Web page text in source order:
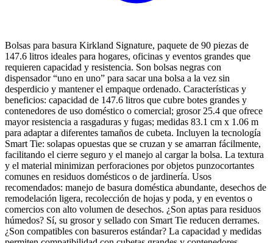
Bolsas para basura Kirkland Signature, paquete de 90 piezas de
147.6 litros ideales para hogares, oficinas y eventos grandes que
requieren capacidad y resistencia. Son bolsas negras con
dispensador “uno en uno” para sacar una bolsa a la vez sin
desperdicio y mantener el empaque ordenado. Características y
beneficios: capacidad de 147.6 litros que cubre botes grandes y
contenedores de uso doméstico o comercial; grosor 25.4 que ofrece
mayor resistencia a rasgaduras y fugas; medidas 83.1 cm x 1.06 m
para adaptar a diferentes tamaños de cubeta. Incluyen la tecnología
Smart Tie: solapas opuestas que se cruzan y se amarran fácilmente,
facilitando el cierre seguro y el manejo al cargar la bolsa. La textura
y el material minimizan perforaciones por objetos punzocortantes
comunes en residuos domésticos o de jardinería. Usos
recomendados: manejo de basura doméstica abundante, desechos de
remodelación ligera, recolección de hojas y poda, y en eventos o
comercios con alto volumen de desechos. ¿Son aptas para residuos
húmedos? Sí, su grosor y sellado con Smart Tie reducen derrames.
¿Son compatibles con basureros estándar? La capacidad y medidas